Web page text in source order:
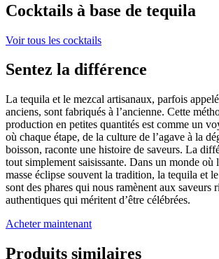
Cocktails à base de tequila
Voir tous les cocktails
Sentez la différence
La tequila et le mezcal artisanaux, parfois
anciens, sont fabriqués à l’ancienne. Cette
production en petites quantités est comme un
où chaque étape, de la culture de l’agave à la
boisson, raconte une histoire de saveurs. La
tout simplement saisissante. Dans un monde où
masse éclipse souvent la tradition, la tequila et
sont des phares qui nous ramènent aux saveurs
authentiques qui méritent d’être célébrées.
Acheter maintenant
Produits similaires